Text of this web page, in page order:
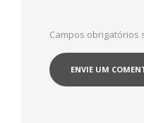
Campos obrigatórios